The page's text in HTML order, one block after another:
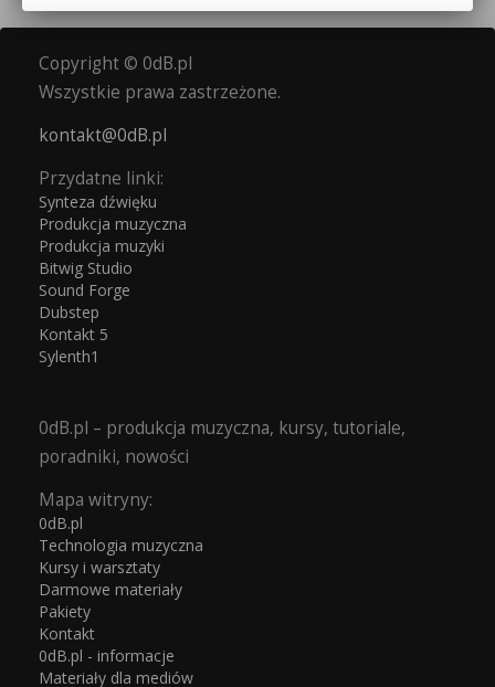
Copyright © 0dB.pl
Wszystkie prawa zastrzeżone.
kontakt@0dB.pl
Przydatne linki:
Synteza dźwięku
Produkcja muzyczna
Produkcja muzyki
Bitwig Studio
Sound Forge
Dubstep
Kontakt 5
Sylenth1
0dB.pl – produkcja muzyczna, kursy, tutoriale,
poradniki, nowości
Mapa witryny:
0dB.pl
Technologia muzyczna
Kursy i warsztaty
Darmowe materiały
Pakiety
Kontakt
0dB.pl - informacje
Materiały dla mediów